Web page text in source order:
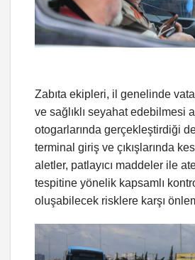
Zabıta ekipleri, il genelinde
ve sağlıklı seyahat edebilmesi
otogarlarında gerçekleştirdiği
terminal giriş ve çıkışlarında
aletler, patlayıcı maddeler ile
tespitine yönelik kapsamlı
oluşabilecek risklere karşı